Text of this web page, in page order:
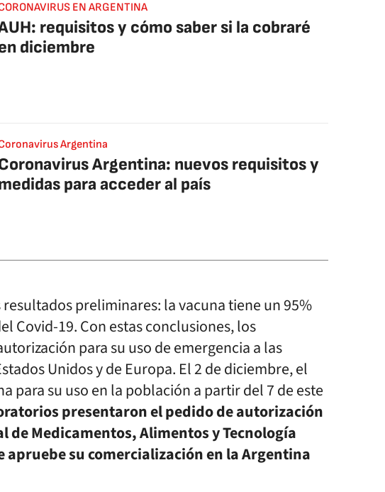
EN ARGENTINA
requisitos y cómo saber si la cobraré
diciembre
Argentina
Argentina: nuevos requisitos y
para acceder al país
preliminares: la vacuna tiene un 95%
Covid-19. Con estas conclusiones, los
para su uso de emergencia a las
Unidos y de Europa. El 2 de diciembre, el
para su uso en la población a partir del 7 de este
presentaron el pedido de autorización
de Medicamentos, Alimentos y Tecnología
apruebe su comercialización en la Argentina